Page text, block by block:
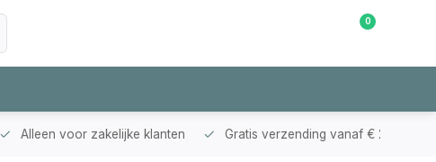
0
Alleen voor zakelijke klanten Gratis verzending vanaf € 200,-